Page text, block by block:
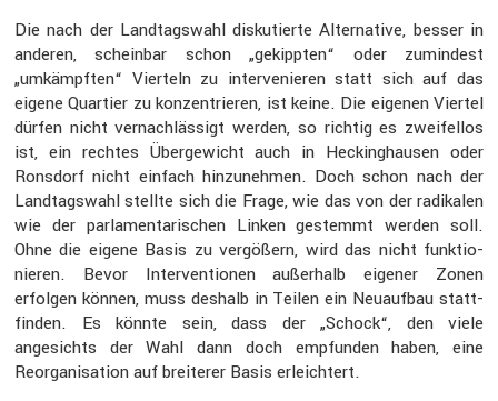
Die nach der Landtags­wahl disku­tierte Alter­na­tive, besser in
anderen, scheinbar schon „gekippten“ oder zumin­dest
„umkämpften“ Vierteln zu inter­ve­nieren statt sich auf das
eigene Quartier zu konzen­trieren, ist keine. Die eigenen Viertel
dürfen nicht vernach­läs­sigt werden, so richtig es zweifellos
ist, ein rechtes Überge­wicht auch in Hecking­hausen oder
Ronsdorf nicht einfach hinzu­nehmen. Doch schon nach der
Landtags­wahl stellte sich die Frage, wie das von der radikalen
wie der parla­men­ta­ri­schen Linken gestemmt werden soll.
Ohne die eigene Basis zu vergößern, wird das nicht funktio­
nieren. Bevor Inter­ven­tionen außer­halb eigener Zonen
erfolgen können, muss deshalb in Teilen ein Neuaufbau statt­
finden. Es könnte sein, dass der „Schock“, den viele
angesichts der Wahl dann doch empfunden haben, eine
Reorga­ni­sa­tion auf breiterer Basis erleich­tert.